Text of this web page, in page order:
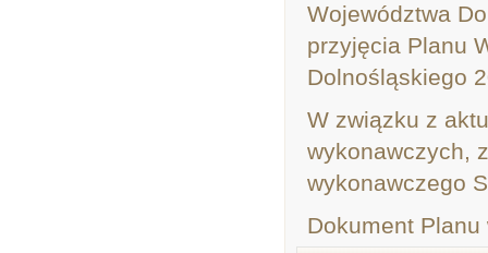
Województwa
przyjęcia Planu
Dolnośląskiego
W związku z
wykonawczych,
wykonawczego
Dokument